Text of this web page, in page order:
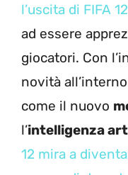
l’uscita di FIFA 12
ad essere
giocatori. Con
novità
come il nuovo
l’intelligenza
12 mira a